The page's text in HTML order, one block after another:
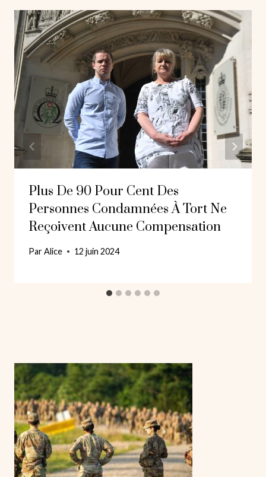
Plus De 90 Pour Cent Des
Personnes Condamnées À Tort Ne
Reçoivent Aucune Compensation
ParAlice 12 juin 2024